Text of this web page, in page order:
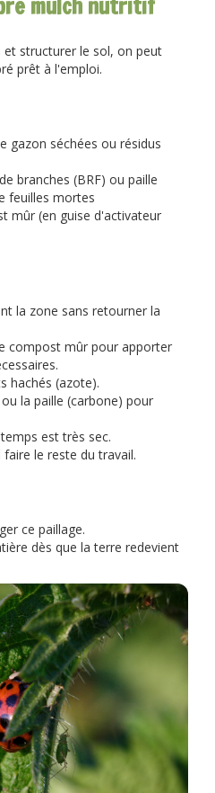
mulch nutritif
et structurer le sol, on peut
prêt à l'emploi.
gazon séchées ou résidus
branches (BRF) ou paille
feuilles mortes
mûr (en guise d'activateur
la zone sans retourner la
compost mûr pour apporter
hachés (azote).
la paille (carbone) pour
est très sec.
le reste du travail.
ce paillage.
dès que la terre redevient